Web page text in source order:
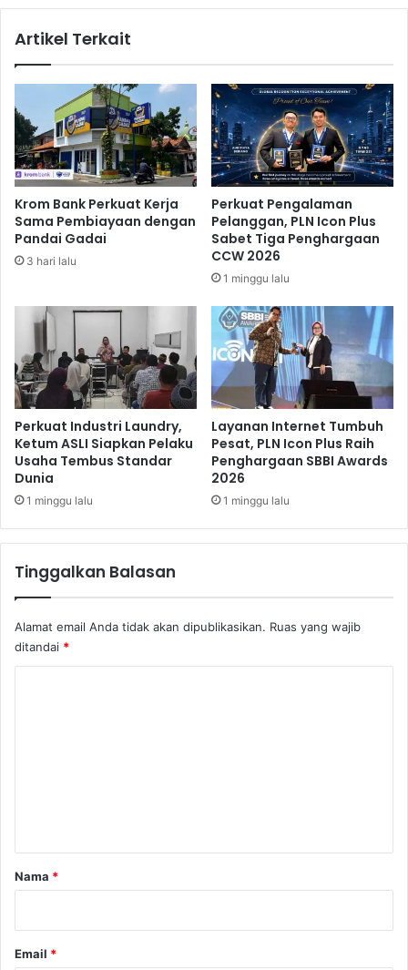
N
9
S
u
d
a
h
T
d
k
a
l
i
s
t
i
s
r
d
Y
u
u
f
i
a
K
P
K
Artikel Terkait
Krom Bank Perkuat Kerja
Sama Pembiayaan dengan
Pandai Gadai
3 hari lalu
Perkuat Pengalaman
Pelanggan, PLN Icon Plus
Sabet Tiga Penghargaan
CCW 2026
1 minggu lalu
Perkuat Industri Laundry,
Ketum ASLI Siapkan Pelaku
Usaha Tembus Standar
Dunia
1 minggu lalu
Layanan Internet Tumbuh
Pesat, PLN Icon Plus Raih
Penghargaan SBBI Awards
2026
1 minggu lalu
Tinggalkan Balasan
Alamat email Anda tidak akan dipublikasikan. Ruas yang wajib
ditandai *
rNama *
Email *